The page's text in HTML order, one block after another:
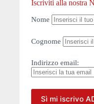
Iscriviti alla nostra
Nome
Cognome
Indirizzo email: